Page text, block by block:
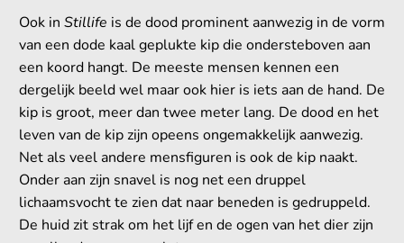
Ook in Stillife is de dood prominent aanwezig in de vorm
van een dode kaal geplukte kip die ondersteboven aan
een koord hangt. De meeste mensen kennen een
dergelijk beeld wel maar ook hier is iets aan de hand. De
kip is groot, meer dan twee meter lang. De dood en het
leven van de kip zijn opeens ongemakkelijk aanwezig.
Net als veel andere mensfiguren is ook de kip naakt.
Onder aan zijn snavel is nog net een druppel
lichaamsvocht te zien dat naar beneden is gedruppeld.
De huid zit strak om het lijf en de ogen van het dier zijn